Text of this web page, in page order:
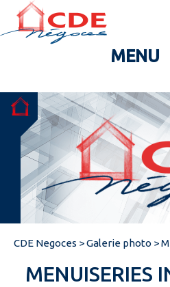
MENU
Le groupe
Nos entités
Conseils & Astuces
Actualités
CDE Negoces >Galerie photo >
MENUISERIES